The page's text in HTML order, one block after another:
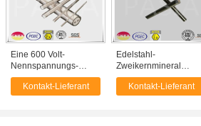
Eine 600 Volt-
Nennspannungs-
Kupfer umhülltes
Kabel, Mineral isolierte
Kontakt-Lieferant
Edelstahl-
Zweikernmineral
Isolierkabel mit
Edelstahl-Hülle
Kontakt-Lieferant